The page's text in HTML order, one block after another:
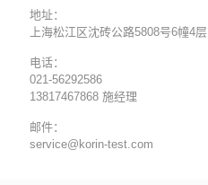
地址：
上海松江区沈砖公路5808号6幢4层
电话：
021-56292586
13817467868 施经理
邮件：
service@korin-test.com